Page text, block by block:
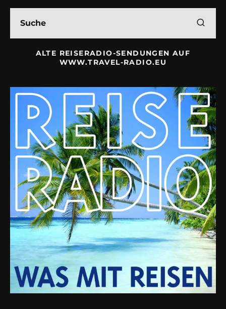
ALTE REISERADIO-SENDUNGEN AUF
WWW.TRAVEL-RADIO.EU